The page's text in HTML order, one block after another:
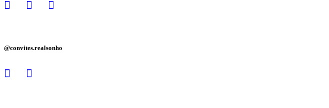
@convites.realsonho